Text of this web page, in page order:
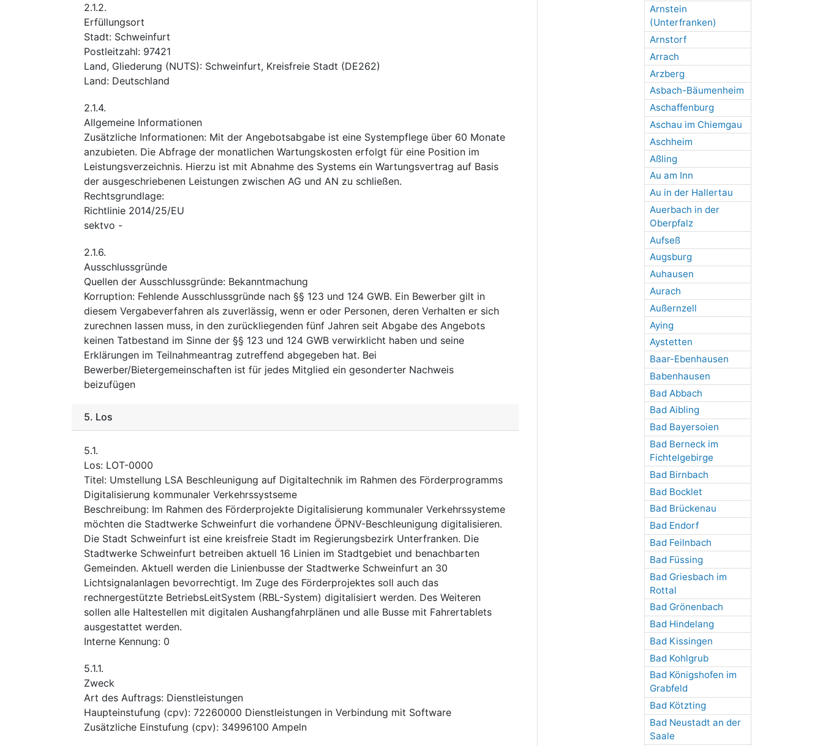
Arnstein
(Unterfranken)
Arnstorf
Arrach
Arzberg
Asbach-Bäumenheim
Aschaffenburg
Aschau im Chiemgau
Aschheim
Aßling
Au am Inn
Au in der Hallertau
Auerbach in der
Oberpfalz
Aufseß
Augsburg
Auhausen
Aurach
Außernzell
Aying
Aystetten
Baar-Ebenhausen
Babenhausen
Bad Abbach
Bad Aibling
Bad Bayersoien
Bad Berneck im
Fichtelgebirge
Bad Birnbach
Bad Bocklet
Bad Brückenau
Bad Endorf
Bad Feilnbach
Bad Füssing
Bad Griesbach im
Rottal
Bad Grönenbach
Bad Hindelang
Bad Kissingen
Bad Kohlgrub
Bad Königshofen im
Grabfeld
Bad Kötzting
Bad Neustadt an der
Saale
2.1.2.
Erfüllungsort
Stadt: Schweinfurt
Postleitzahl: 97421
Land, Gliederung (NUTS): Schweinfurt, Kreisfreie Stadt (DE262)
Land: Deutschland
2.1.4.
Allgemeine Informationen
Zusätzliche Informationen: Mit der Angebotsabgabe ist eine Systempflege über 60 Monate
anzubieten. Die Abfrage der monatlichen Wartungskosten erfolgt für eine Position im
Leistungsverzeichnis. Hierzu ist mit Abnahme des Systems ein Wartungsvertrag auf Basis
der ausgeschriebenen Leistungen zwischen AG und AN zu schließen.
Rechtsgrundlage:
Richtlinie 2014/25/EU
sektvo -
2.1.6.
Ausschlussgründe
Quellen der Ausschlussgründe: Bekanntmachung
Korruption: Fehlende Ausschlussgründe nach §§ 123 und 124 GWB. Ein Bewerber gilt in
diesem Vergabeverfahren als zuverlässig, wenn er oder Personen, deren Verhalten er sich
zurechnen lassen muss, in den zurückliegenden fünf Jahren seit Abgabe des Angebots
keinen Tatbestand im Sinne der §§ 123 und 124 GWB verwirklicht haben und seine
Erklärungen im Teilnahmeantrag zutreffend abgegeben hat. Bei
Bewerber/Bietergemeinschaften ist für jedes Mitglied ein gesonderter Nachweis
beizufügen
5. Los
5.1.
Los: LOT-0000
Titel: Umstellung LSA Beschleunigung auf Digitaltechnik im Rahmen des Förderprogramms
Digitalisierung kommunaler Verkehrssystseme
Beschreibung: Im Rahmen des Förderprojekte Digitalisierung kommunaler Verkehrssysteme
möchten die Stadtwerke Schweinfurt die vorhandene ÖPNV-Beschleunigung digitalisieren.
Die Stadt Schweinfurt ist eine kreisfreie Stadt im Regierungsbezirk Unterfranken. Die
Stadtwerke Schweinfurt betreiben aktuell 16 Linien im Stadtgebiet und benachbarten
Gemeinden. Aktuell werden die Linienbusse der Stadtwerke Schweinfurt an 30
Lichtsignalanlagen bevorrechtigt. Im Zuge des Förderprojektes soll auch das
rechnergestützte BetriebsLeitSystem (RBL-System) digitalisiert werden. Des Weiteren
sollen alle Haltestellen mit digitalen Aushangfahrplänen und alle Busse mit Fahrertablets
ausgestattet werden.
Interne Kennung: 0
5.1.1.
Zweck
Art des Auftrags: Dienstleistungen
Haupteinstufung (cpv): 72260000 Dienstleistungen in Verbindung mit Software
Zusätzliche Einstufung (cpv): 34996100 Ampeln